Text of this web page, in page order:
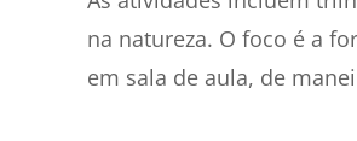
na natureza. O foco é a
em sala de aula, de